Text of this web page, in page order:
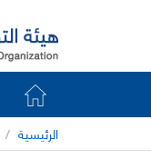
الرئيسية